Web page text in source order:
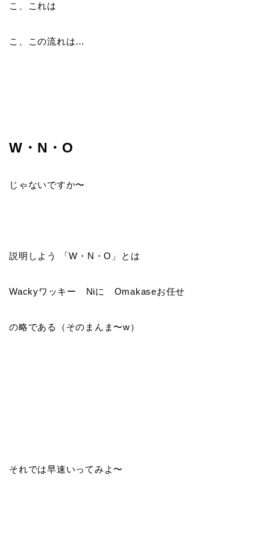
こ、これは
こ、この流れは…
W・N・O
じゃないですか〜
説明しよう 「W・N・O」とは
Wackyワッキー Niに Omakaseお任せ
の略である（そのまんま〜w）
それでは早速いってみよ〜